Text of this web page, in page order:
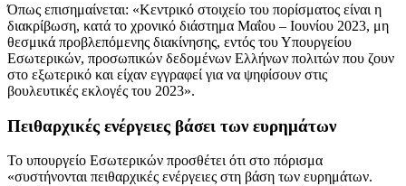
Όπως επισημαίνεται: «Κεντρικό στοιχείο του πορίσματος είναι η
διακρίβωση, κατά το χρονικό διάστημα Μαΐου – Ιουνίου 2023, μη
θεσμικά προβλεπόμενης διακίνησης, εντός του Υπουργείου
Εσωτερικών, προσωπικών δεδομένων Ελλήνων πολιτών που ζουν
στο εξωτερικό και είχαν εγγραφεί για να ψηφίσουν στις
βουλευτικές εκλογές του 2023».
Πειθαρχικές ενέργειες βάσει των ευρημάτων
Το υπουργείο Εσωτερικών προσθέτει ότι στο πόρισμα
«συστήνονται πειθαρχικές ενέργειες στη βάση των ευρημάτων.